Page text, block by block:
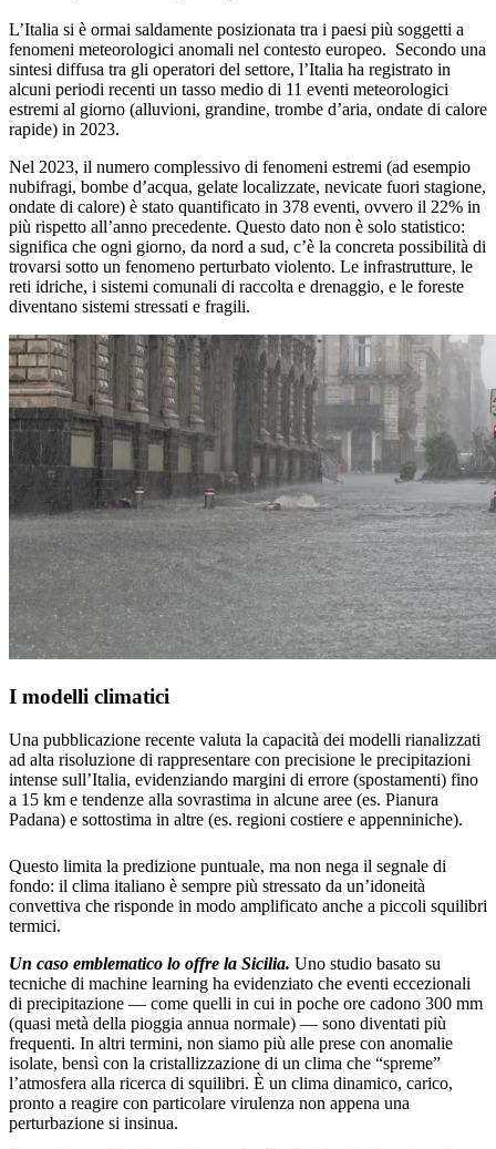
L’Italia si è ormai saldamente posizionata tra i paesi più soggetti a
fenomeni meteorologici anomali nel contesto europeo. Secondo una
sintesi diffusa tra gli operatori del settore, l’Italia ha registrato in
alcuni periodi recenti un tasso medio di 11 eventi meteorologici
estremi al giorno (alluvioni, grandine, trombe d’aria, ondate di calore
rapide) in 2023.
Nel 2023, il numero complessivo di fenomeni estremi (ad esempio
nubifragi, bombe d’acqua, gelate localizzate, nevicate fuori stagione,
ondate di calore) è stato quantificato in 378 eventi, ovvero il 22% in
più rispetto all’anno precedente. Questo dato non è solo statistico:
significa che ogni giorno, da nord a sud, c’è la concreta possibilità di
trovarsi sotto un fenomeno perturbato violento. Le infrastrutture, le
reti idriche, i sistemi comunali di raccolta e drenaggio, e le foreste
diventano sistemi stressati e fragili.
I modelli climatici
Una pubblicazione recente valuta la capacità dei modelli rianalizzati
ad alta risoluzione di rappresentare con precisione le precipitazioni
intense sull’Italia, evidenziando margini di errore (spostamenti) fino
a 15 km e tendenze alla sovrastima in alcune aree (es. Pianura
Padana) e sottostima in altre (es. regioni costiere e appenniniche).
Questo limita la predizione puntuale, ma non nega il segnale di
fondo: il clima italiano è sempre più stressato da un’idoneità
convettiva che risponde in modo amplificato anche a piccoli squilibri
termici.
Un caso emblematico lo offre la Sicilia. Uno studio basato su
tecniche di machine learning ha evidenziato che eventi eccezionali
di precipitazione — come quelli in cui in poche ore cadono 300 mm
(quasi metà della pioggia annua normale) — sono diventati più
frequenti. In altri termini, non siamo più alle prese con anomalie
isolate, bensì con la cristallizzazione di un clima che “spreme”
l’atmosfera alla ricerca di squilibri. È un clima dinamico, carico,
pronto a reagire con particolare virulenza non appena una
perturbazione si insinua.